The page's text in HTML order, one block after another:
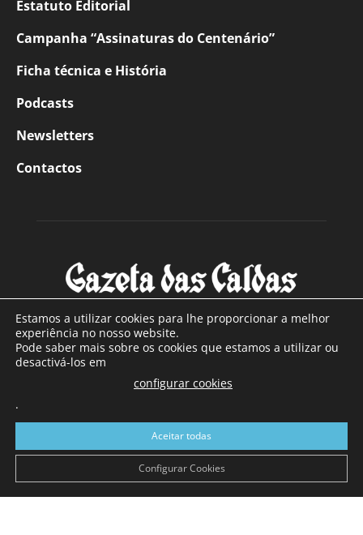
Estatuto Editorial
Campanha “Assinaturas do Centenário”
Ficha técnica e História
Podcasts
Newsletters
Contactos
SOBRE NÓS
Com sede nas Caldas da Rainha e mais de 90 anos de
a sul de distrito de Leiria, com mais de 40.000 leitores por
toda a região Oeste. Jornal com distribuição em Portugal
Continental e assinatura online.
Estamos a utilizar cookies para lhe proporcionar a melhor
experiência no nosso website.
Pode saber mais sobre os cookies que estamos a utilizar ou
desactivá-los em
configurar cookies
.
Aceitar todas
Configurar Cookies